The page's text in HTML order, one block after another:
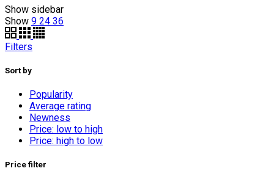
Show sidebar
Show 9 24 36
Filters
Sort by
Popularity
Average rating
Newness
Price: low to high
Price: high to low
Price filter